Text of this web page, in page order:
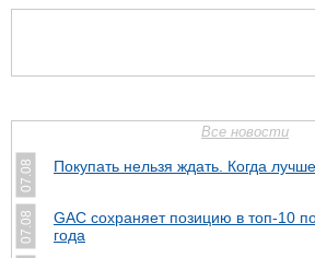
Все новости
07.08 Покупать нельзя ждать. Когда
07.08
GAC сохраняет позицию в топ-10
года